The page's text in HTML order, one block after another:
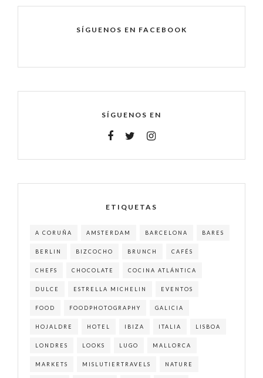
SÍGUENOS EN FACEBOOK
SÍGUENOS EN
ETIQUETAS
A CORUÑA AMSTERDAM BARCELONA BARES
BERLIN BIZCOCHO BRUNCH CAFÉS
CHEFS CHOCOLATE COCINA ATLÁNTICA
DULCE ESTRELLA MICHELIN EVENTOS
FOOD FOODPHOTOGRAPHY GALICIA
HOJALDRE HOTEL IBIZA ITALIA LISBOA
LONDRES LOOKS LUGO MALLORCA
MARKETS MISLUTIERTRAVELS NATURE